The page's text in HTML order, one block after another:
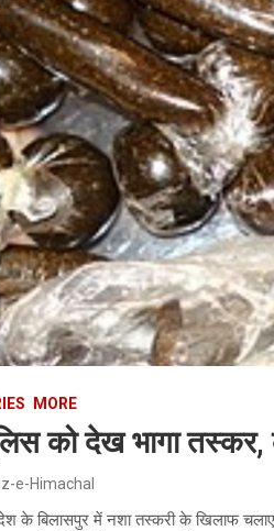
MORE
को देख भागा
e-Himachal
के बिलासपुर में नशा तस्करी के खिलाफ